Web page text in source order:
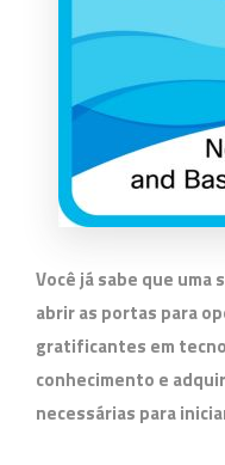
Você já sabe que uma
abrir as portas para
gratificantes em
conhecimento e
necessárias para